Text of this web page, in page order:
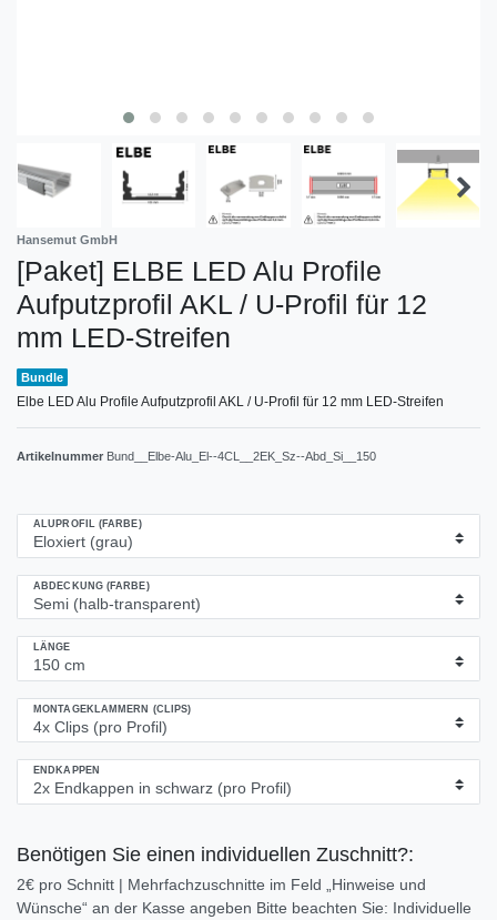
Hansemut GmbH
[Paket] ELBE LED Alu Profile
Aufputzprofil AKL / U-Profil für 12
mm LED-Streifen
Bundle
Elbe LED Alu Profile Aufputzprofil AKL / U-Profil für 12 mm LED-Streifen
Artikelnummer Bund__Elbe-Alu_El--4CL__2EK_Sz--Abd_Si__150
ALUPROFIL (FARBE)
ABDECKUNG (FARBE)
LÄNGE
MONTAGEKLAMMERN (CLIPS)
ENDKAPPEN
Benötigen Sie einen individuellen Zuschnitt?:
2€ pro Schnitt | Mehrfachzuschnitte im Feld „Hinweise und
Wünsche“ an der Kasse angeben Bitte beachten Sie: Individuelle